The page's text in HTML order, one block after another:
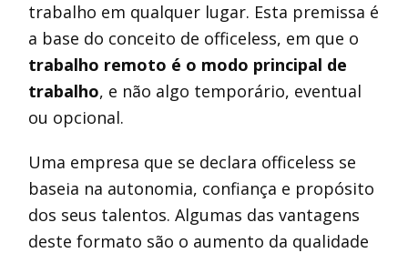
trabalho em qualquer lugar. Esta premissa é
a base do conceito de officeless, em que o
trabalho remoto é o modo principal de
trabalho, e não algo temporário, eventual
ou opcional.
Uma empresa que se declara officeless se
baseia na autonomia, confiança e propósito
dos seus talentos. Algumas das vantagens
deste formato são o aumento da qualidade